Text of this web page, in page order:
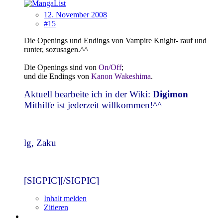
12. November 2008
#15
Die Openings und Endings von Vampire Knight- rauf und
runter, sozusagen.^^
Die Openings sind von On/Off;
und die Endings von Kanon Wakeshima.
Aktuell bearbeite ich in der Wiki: Digimon
Mithilfe ist jederzeit willkommen!^^
lg, Zaku
[SIGPIC][/SIGPIC]
Inhalt melden
Zitieren